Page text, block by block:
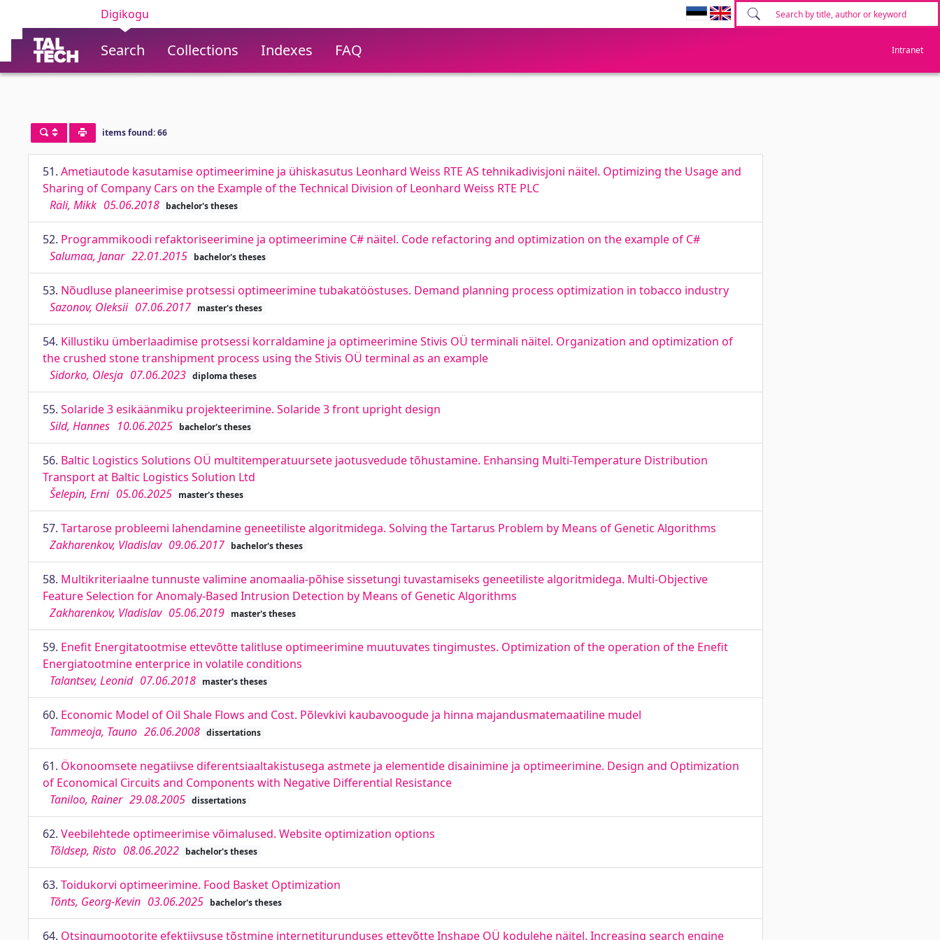
Digikogu
Search Collections Indexes FAQ Intranet
items found: 66
51. Ametiautode kasutamise optimeerimine ja ühiskasutus Leonhard Weiss RTE AS tehnikadivisjoni näitel. Optimizing the Usage and
Sharing of Company Cars on the Example of the Technical Division of Leonhard Weiss RTE PLC
Räli, Mikk 05.06.2018 bachelor's theses
52. Programmikoodi refaktoriseerimine ja optimeerimine C# näitel. Code refactoring and optimization on the example of C#
Salumaa, Janar 22.01.2015 bachelor's theses
53. Nõudluse planeerimise protsessi optimeerimine tubakatööstuses. Demand planning process optimization in tobacco industry
Sazonov, Oleksii 07.06.2017 master's theses
54. Killustiku ümberlaadimise protsessi korraldamine ja optimeerimine Stivis OÜ terminali näitel. Organization and optimization of
the crushed stone transhipment process using the Stivis OÜ terminal as an example
Sidorko, Olesja 07.06.2023 diploma theses
55. Solaride 3 esikäänmiku projekteerimine. Solaride 3 front upright design
Sild, Hannes 10.06.2025 bachelor's theses
56. Baltic Logistics Solutions OÜ multitemperatuursete jaotusvedude tõhustamine. Enhansing Multi-Temperature Distribution
Transport at Baltic Logistics Solution Ltd
Šelepin, Erni 05.06.2025 master's theses
57. Tartarose probleemi lahendamine geneetiliste algoritmidega. Solving the Tartarus Problem by Means of Genetic Algorithms
Zakharenkov, Vladislav 09.06.2017 bachelor's theses
58. Multikriteriaalne tunnuste valimine anomaalia-põhise sissetungi tuvastamiseks geneetiliste algoritmidega. Multi-Objective
Feature Selection for Anomaly-Based Intrusion Detection by Means of Genetic Algorithms
Zakharenkov, Vladislav 05.06.2019 master's theses
59. Enefit Energitatootmise ettevõtte talitluse optimeerimine muutuvates tingimustes. Optimization of the operation of the Enefit
Energiatootmine enterprice in volatile conditions
Talantsev, Leonid 07.06.2018 master's theses
60. Economic Model of Oil Shale Flows and Cost. Põlevkivi kaubavoogude ja hinna majandusmatemaatiline mudel
Tammeoja, Tauno 26.06.2008 dissertations
61. Ökonoomsete negatiivse diferentsiaaltakistusega astmete ja elementide disainimine ja optimeerimine. Design and Optimization
of Economical Circuits and Components with Negative Differential Resistance
Taniloo, Rainer 29.08.2005 dissertations
62. Veebilehtede optimeerimise võimalused. Website optimization options
Tõldsep, Risto 08.06.2022 bachelor's theses
63. Toidukorvi optimeerimine. Food Basket Optimization
Tõnts, Georg-Kevin 03.06.2025 bachelor's theses
64. Otsingumootorite efektiivsuse tõstmine internetiturunduses ettevõtte Inshape OÜ kodulehe näitel. Increasing search engine